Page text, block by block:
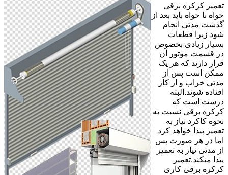
تعمیر کرکره برقی
خواه نا خواه باید بعد از
گذشت مدتی انجام
شود زیرا قطعات
بسیار زیادی بخصوص
در قسمت موتور آن
قرار دارند که هر یک
ممکن است پس از
مدتی خراب و از کار
افتاده شوند.البته
درست است که
کرکره برقی نسبت به
نحوه کاکرد نیاز به
تعمیر پیدا خواهد کرد
اما در هر صورت پس
از مدتی نیاز به تعمیر
پیدا میکند.تعمیر
کرکره برقی کاری